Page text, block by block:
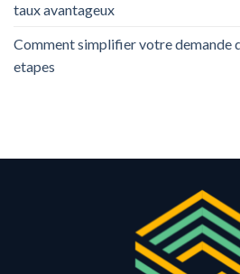
taux avantageux
Comment simplifier votre demande
etapes